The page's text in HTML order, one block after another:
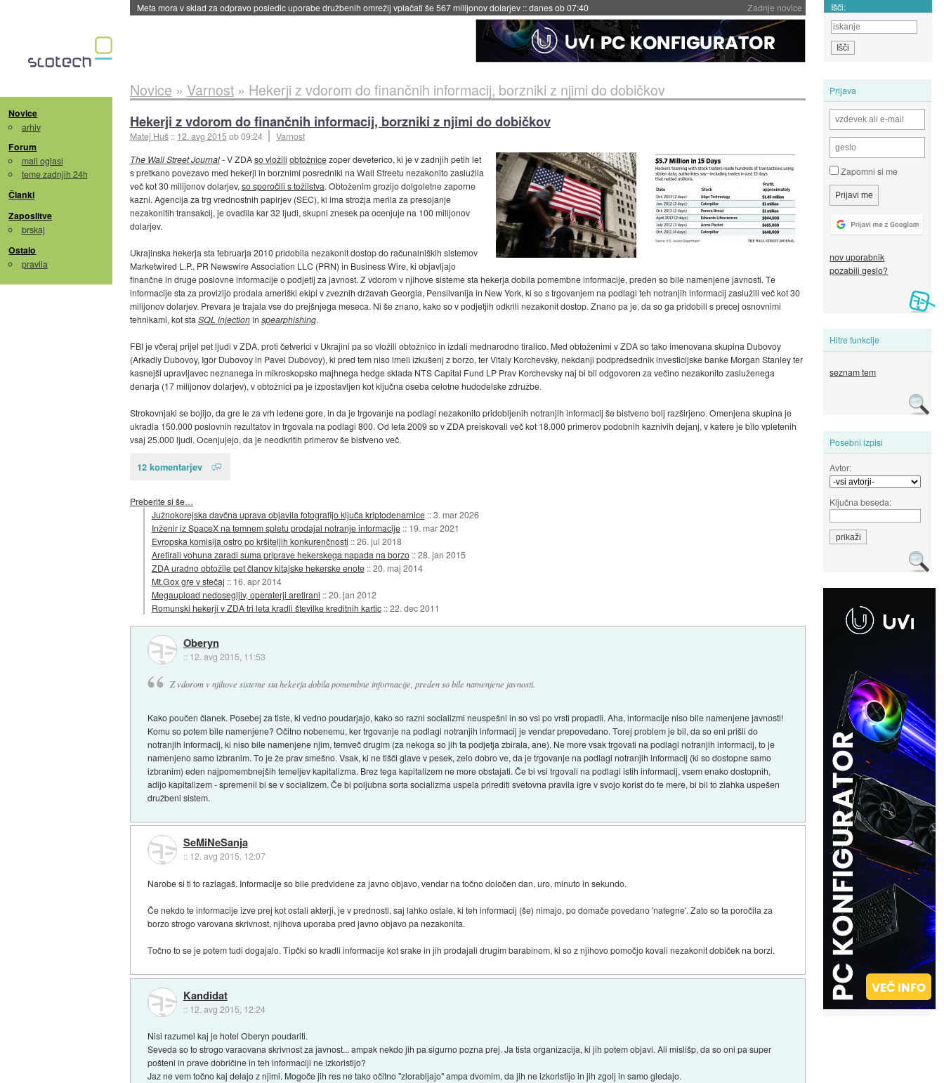
Zadnje novice
ByteDance trenira največji model umetne inteligence doslej::včeraj ob 21:37 Išči:
Novice
arhiv
Forum
mali oglasi
teme zadnjih 24h
Članki
Zaposlitve
brskaj
Ostalo
pravila
Prijava
Zapomni si me
nov uporabnik
pozabili geslo?
Hitre funkcije
seznam tem
Posebni izpisi
Avtor:
Ključna beseda:
Novice » Varnost» Hekerji z vdorom do finančnih informacij, borzniki z njimi do dobičkov
Hekerji z vdorom do finančnih informacij, borzniki z njimi do dobičkov
Matej Huš :: 12. avg 2015ob 09:24
Varnost
The Wall Street Journal- V ZDAso vložili obtožnicezoper deveterico, ki je v zadnjih petih let
s pretkano povezavo med hekerji in borznimi posredniki na Wall Streetu nezakonito zaslužila
več kot 30 milijonov dolarjev, so sporočili s tožilstva. Obtoženim grozijo dolgoletne zaporne
kazni. Agencija za trg vrednostnih papirjev (SEC), ki ima strožja merila za presojanje
nezakonitih transakcij, je ovadila kar 32 ljudi, skupni znesek pa ocenjuje na 100 milijonov
dolarjev.
Ukrajinska hekerja sta februarja 2010 pridobila nezakonit dostop do računalniških sistemov
Marketwired L.P., PR Newswire Association LLC (PRN) in Business Wire, ki objavljajo
finančne in druge poslovne informacije o podjetij za javnost. Z vdorom v njihove sisteme sta hekerja dobila pomembne informacije, preden so bile namenjene javnosti. Te
informacije sta za provizijo prodala ameriški ekipi v zveznih državah Georgia, Pensilvanija in New York, ki so s trgovanjem na podlagi teh notranjih informacij zaslužili več kot 30
milijonov dolarjev. Prevara je trajala vse do prejšnjega meseca. Ni še znano, kako so v podjetjih odkrili nezakonit dostop. Znano pa je, da so ga pridobili s precej osnovnimi
tehnikami, kot sta SQL injectionin spearphishing.
FBI je včeraj prijel pet ljudi v ZDA, proti četverici v Ukrajini pa so vložili obtožnico in izdali mednarodno tiralico. Med obtoženimi v ZDA so tako imenovana skupina Dubovoy
(Arkadiy Dubovoy, Igor Dubovoy in Pavel Dubovoy), ki pred tem niso imeli izkušenj z borzo, ter Vitaly Korchevsky, nekdanji podpredsednik investicijske banke Morgan Stanley ter
kasnejši upravljavec neznanega in mikroskopsko majhnega hedge sklada NTS Capital Fund LP Prav Korchevsky naj bi bil odgovoren za večino nezakonito zasluženega
denarja (17 milijonov dolarjev), v obtožnici pa je izpostavljen kot ključna oseba celotne hudodelske združbe.
Strokovnjaki se bojijo, da gre le za vrh ledene gore, in da je trgovanje na podlagi nezakonito pridobljenih notranjih informacij še bistveno bolj razširjeno. Omenjena skupina je
ukradla 150.000 poslovnih rezultatov in trgovala na podlagi 800. Od leta 2009 so v ZDA preiskovali več kot 18.000 primerov podobnih kaznivih dejanj, v katere je bilo vpletenih
vsaj 25.000 ljudi. Ocenjujejo, da je neodkritih primerov še bistveno več.
12 komentarjev
Preberite si še…
Južnokorejska davčna uprava objavila fotografijo ključa kriptodenarnice ::3. mar 2026
Inženir iz SpaceX na temnem spletu prodajal notranje informacije :: 19. mar 2021
Evropska komisija ostro po kršiteljih konkurenčnosti ::26. jul 2018
Aretirali vohuna zaradi suma priprave hekerskega napada na borzo ::28. jan 2015
ZDA uradno obtožile pet članov kitajske hekerske enote ::20. maj 2014
Mt.Gox gre v stečaj :: 16. apr 2014
Megaupload nedosegljiv, operaterji aretirani ::20. jan 2012
Romunski hekerji v ZDA tri leta kradli številke kreditnih kartic ::22. dec 2011
Oberyn
:: 12. avg 2015, 11:53
Z vdorom v njihove sisteme sta hekerja dobila pomembne informacije, preden so bile namenjene javnosti.
Kako poučen članek. Posebej za tiste, ki vedno poudarjajo, kako so razni socializmi neuspešni in so vsi po vrsti propadli. Aha, informacije niso bile namenjene javnosti!
Komu so potem bile namenjene? Očitno nobenemu, ker trgovanje na podlagi notranjih informacij je vendar prepovedano. Torej problem je bil, da so eni prišli do
notranjih informacij, ki niso bile namenjene njim, temveč drugim (za nekoga so jih ta podjetja zbirala, ane). Ne more vsak trgovati na podlagi notranjih informacij, to je
namenjeno samo izbranim. To je že prav smešno. Vsak, ki ne tišči glave v pesek, zelo dobro ve, da je trgovanje na podlagi notranjih informacij (ki so dostopne samo
izbranim) eden najpomembnejših temeljev kapitalizma. Brez tega kapitalizem ne more obstajati. Če bi vsi trgovali na podlagi istih informacij, vsem enako dostopnih,
adijo kapitalizem - spremenil bi se v socializem. Če bi poljubna sorta socializma uspela prirediti svetovna pravila igre v svojo korist do te mere, bi bil to zlahka uspešen
družbeni sistem.
SeMiNeSanja
:: 12. avg 2015, 12:07
Narobe si ti to razlagaš. Informacije so bile predvidene za javno objavo, vendar na točno določen dan, uro, minuto in sekundo.
Če nekdo te informacije izve prej kot ostali akterji, je v prednosti, saj lahko ostale, ki teh informacij (še) nimajo, po domače povedano 'nategne'. Zato so ta poročila za
borzo strogo varovana skrivnost, njihova uporaba pred javno objavo pa nezakonita.
Točno to se je potem tudi dogajalo. Tipčki so kradli informacije kot srake in jih prodajali drugim barabinom, ki so z njihovo pomočjo kovali nezakonit dobiček na borzi.
Kandidat
:: 12. avg 2015, 12:24
Nisi razumel kaj je hotel Oberyn poudariti.
Seveda so to strogo varaovana skrivnost za javnost... ampak nekdo jih pa sigurno pozna prej. Ja tista organizacija, ki jih potem objavi. Ali mislišp, da so oni pa super
pošteni in prave dobričine in teh informaciji ne izkoristijo?
Jaz ne vem točno kaj delajo z njimi. Mogoče jih res ne tako očitno "zlorabljajo" ampa dvomim, da jih ne izkoristijo in jih zgolj in samo gledajo.